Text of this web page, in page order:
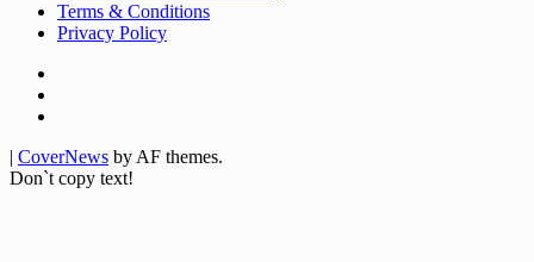
Terms & Conditions
Privacy Policy
| CoverNews by AF themes.
Don`t copy text!